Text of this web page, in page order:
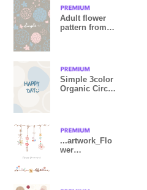
Adult flower
pattern from
Simple 3color
Organic Circle
...artwork_Flo
wer